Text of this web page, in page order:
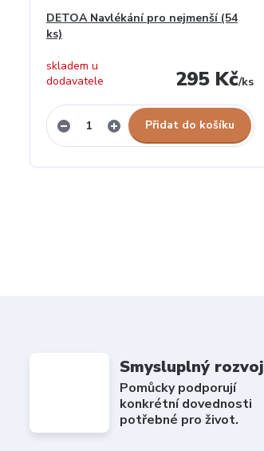
DETOA Navlékání pro nejmenší (54
ks)
295 Kč/ks
skladem u
dodavatele
Přidat do košíku
Smysluplný rozvoj
Pomůcky podporují
konkrétní dovednosti
potřebné pro život.